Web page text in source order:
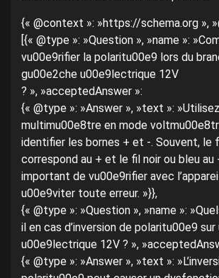
{« @context »: »https://schema.org »,
[{« @type »: »Question », »name »:
vu00e9rifier la polaritu00e9 lors du
gu00e2che u00e9lectrique 12V
? », »acceptedAnswer »:
{« @type »: »Answer », »text »:
multimu00e8tre en mode
identifier les bornes + et -. Souvent, le
correspond au + et le fil noir ou bleu au
important de vu00e9rifier avec
u00e9viter toute erreur. »}},
{« @type »: »Question », »name »:
il en cas d’inversion de polaritu00e9
u00e9lectrique 12V ? »,
{« @type »: »Answer », »text »: